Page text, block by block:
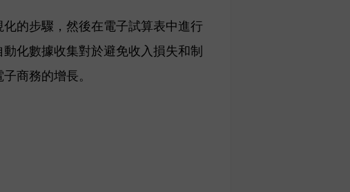
的步驟，然後在電子試算表中進行
化數據收集對於避免收入損失和制
商務的增長。